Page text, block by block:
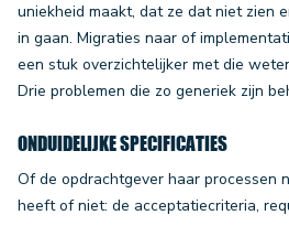
uniekheid maakt, dat ze dat niet zien
in gaan. Migraties naar of
een stuk overzichtelijker met die
Drie problemen die zo generiek zijn
ONDUIDELIJKE SPECIFICATIES
Of de opdrachtgever haar processen
heeft of niet: de acceptatiecriteria,